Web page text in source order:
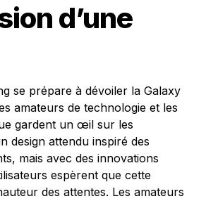
d’une
se prépare à dévoiler la Galaxy
amateurs de technologie et les
gardent un œil sur les
design attendu inspiré des
mais avec des innovations
espèrent que cette
des attentes. Les amateurs